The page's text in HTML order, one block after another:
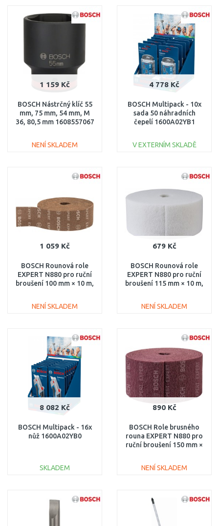
Porovnat Porovnat
1 159 Kč
BOSCH Nástrčný klíč 55
mm, 75 mm, 54 mm, M
36, 80,5 mm 1608557067
NENÍ SKLADEM
4 778 Kč
BOSCH Multipack - 10x
sada 50 náhradních
čepelí 1600A02YB1
V EXTERNÍM SKLADĚ
1 059 Kč
BOSCH Rounová role
EXPERT N880 pro ruční
broušení 100 mm × 10 m,
NENÍ SKLADEM
Porovnat
679 Kč
BOSCH Rounová role
EXPERT N880 pro ruční
broušení 115 mm × 10 m,
NENÍ SKLADEM
8 082 Kč
BOSCH Multipack - 16x
nůž 1600A02YB0
SKLADEM
890 Kč
BOSCH Role brusného
rouna EXPERT N880 pro
ruční broušení 150 mm ×
2608901237
NENÍ SKLADEM
Porovnat